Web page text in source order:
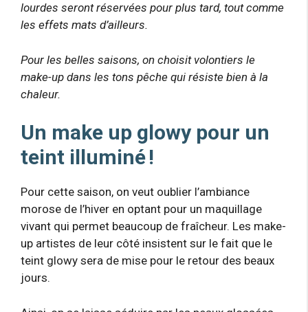
lourdes seront réservées pour plus tard, tout comme
les effets mats d’ailleurs.
Pour les belles saisons, on choisit volontiers le
make-up dans les tons pêche qui résiste bien à la
chaleur.
Un make up glowy pour un
teint illuminé !
Pour cette saison, on veut oublier l’ambiance
morose de l’hiver en optant pour un maquillage
vivant qui permet beaucoup de fraîcheur. Les make-
up artistes de leur côté insistent sur le fait que le
teint glowy sera de mise pour le retour des beaux
jours.